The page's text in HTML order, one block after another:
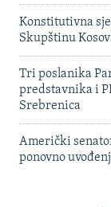
Konstitutivna
Skupštinu
Tri poslanika
predstavnika i
Srebrenica
Američki
ponovno